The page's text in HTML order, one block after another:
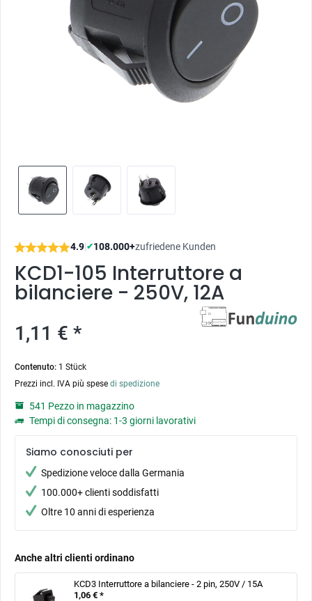
4.9|✔108.000+zufriedene Kunden
KCD1-105 Interruttore a
bilanciere - 250V, 12A
1,11 € *
Contenuto: 1 Stück
Prezzi incl. IVA più spese di spedizione
541 Pezzo in magazzino
Tempi di consegna: 1-3 giorni lavorativi
Siamo conosciuti per
Spedizione veloce dalla Germania
100.000+ clienti soddisfatti
Oltre 10 anni di esperienza
Anche altri clienti ordinano
KCD3 Interruttore a bilanciere - 2 pin, 250V / 15A
1,06 € *